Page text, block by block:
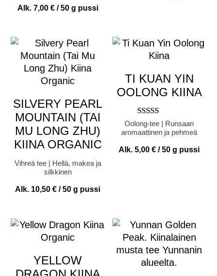
/ 5
Alk. 7,00 €/ 50 g pussi
SILVERY PEARL
MOUNTAIN (TAI
MU LONG ZHU)
KIINA ORGANIC
Vihreä tee | Hellä, makea ja
silkkinen
Alk. 10,50€ / 50 g pussi
TI KUAN YIN
OOLONG KIINA
Arvostelu
tuotteesta:
5.00
/ 5
Oolong-tee | Runsaan
aromaattinen ja pehmeä
Alk.5,00€ / 50 g pussi
YELLOW